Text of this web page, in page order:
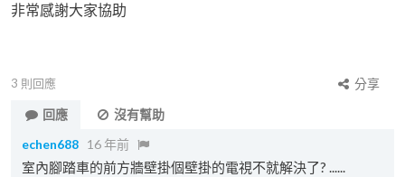
非常感謝大家協助
3 則回應
分享
回應
沒有幫助
echen688 16 年前
室內腳踏車的前方牆壁掛個壁掛的電視不就解決了? ......